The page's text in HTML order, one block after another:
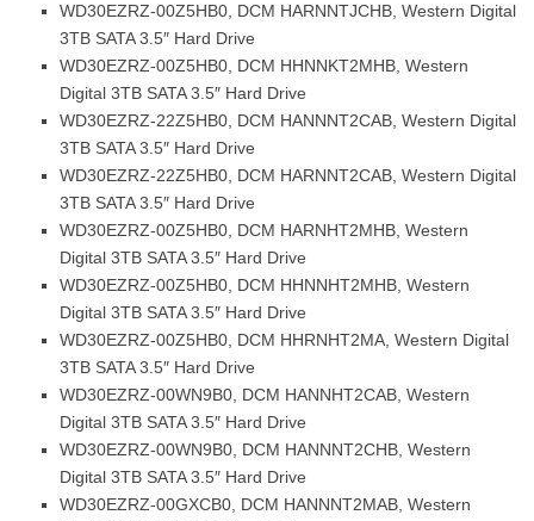
WD30EZRZ-00Z5HB0, DCM HARNNTJCHB, Western Digital
3TB SATA 3.5″ Hard Drive
WD30EZRZ-00Z5HB0, DCM HHNNKT2MHB, Western
Digital 3TB SATA 3.5″ Hard Drive
WD30EZRZ-22Z5HB0, DCM HANNNT2CAB, Western Digital
3TB SATA 3.5″ Hard Drive
WD30EZRZ-22Z5HB0, DCM HARNNT2CAB, Western Digital
3TB SATA 3.5″ Hard Drive
WD30EZRZ-00Z5HB0, DCM HARNHT2MHB, Western
Digital 3TB SATA 3.5″ Hard Drive
WD30EZRZ-00Z5HB0, DCM HHNNHT2MHB, Western
Digital 3TB SATA 3.5″ Hard Drive
WD30EZRZ-00Z5HB0, DCM HHRNHT2MA, Western Digital
3TB SATA 3.5″ Hard Drive
WD30EZRZ-00WN9B0, DCM HANNHT2CAB, Western
Digital 3TB SATA 3.5″ Hard Drive
WD30EZRZ-00WN9B0, DCM HANNNT2CHB, Western
Digital 3TB SATA 3.5″ Hard Drive
WD30EZRZ-00GXCB0, DCM HANNNT2MAB, Western